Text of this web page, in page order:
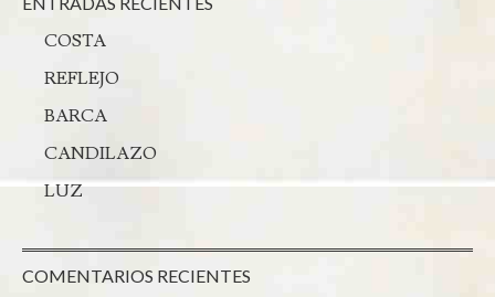
COSTA
REFLEJO
BARCA
CANDILAZO
LUZ
COMENTARIOS RECIENTES